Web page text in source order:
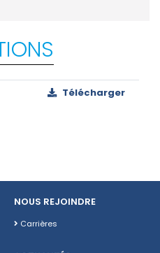
Télécharger
NOUS REJOINDRE
Carrières